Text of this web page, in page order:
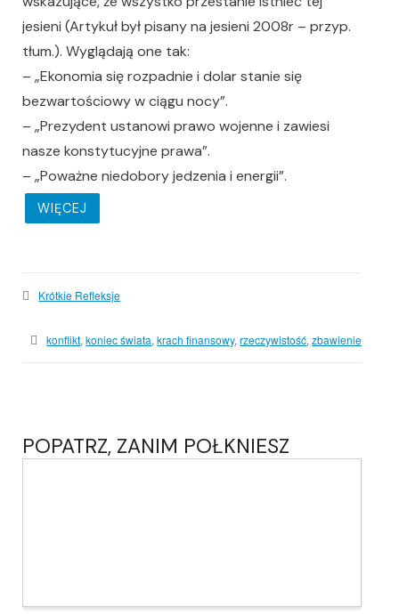
jesieni (Artykuł był pisany na jesieni 2008r – przyp.
tłum.). Wyglądają one tak:
– „Ekonomia się rozpadnie i dolar stanie się
bezwartościowy w ciągu nocy”.
– „Prezydent ustanowi prawo wojenne i zawiesi
nasze konstytucyjne prawa”.
– „Poważne niedobory jedzenia i energii”.
WIĘCEJ
Krótkie Refleksje
konflikt,koniec świata,krach finansowy,rzeczywistość,zbawienie
POPATRZ, ZANIM POŁKNIESZ